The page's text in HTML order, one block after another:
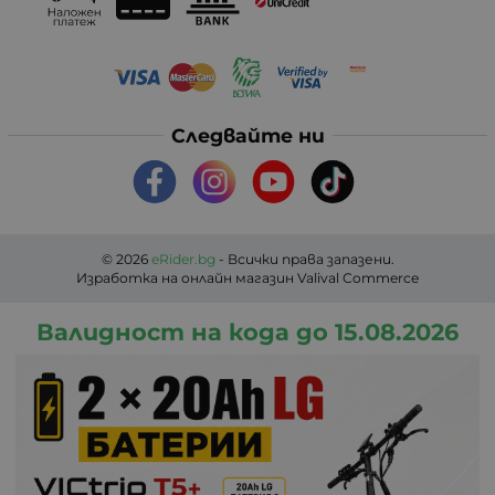
Следвайте ни
© 2026 eRider.bg - Всички права запазени.
Изработка на онлайн магазин Valival Commerce
Валидност на кода до 15.08.2026